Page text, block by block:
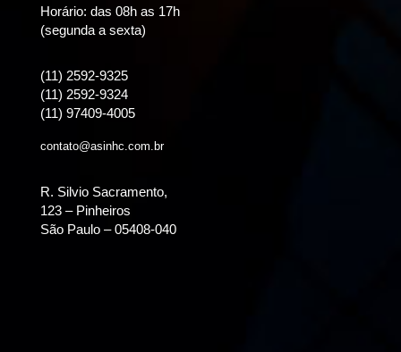
Horário: das 08h as 17h
(segunda a sexta)
(11) 2592-9325
(11) 2592-9324
(11) 97409-4005
contato@asinhc.com.br
R. Silvio Sacramento,
123 – Pinheiros
São Paulo – 05408-040